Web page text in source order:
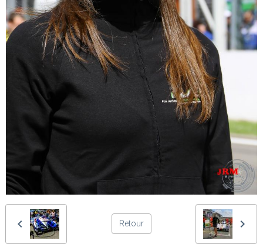
Retour